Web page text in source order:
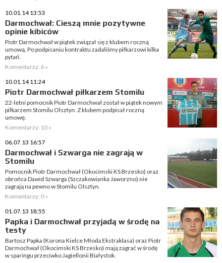
10.01.14 13:53
Darmochwał: Cieszą mnie pozytywne
opinie kibiców
Piotr Darmochwał w piątek związał się z klubem roczną
umową. Po podpisaniu kontraktu zadaliśmy piłkarzowi kilka
pytań.
Komentarzy: 6 »
10.01.14 11:24
Piotr Darmochwał piłkarzem Stomilu
22-letni pomocnik Piotr Darmochwał został w piątek nowym
piłkarzem Stomilu Olsztyn. Z klubem podpisał roczną
umowę.
Komentarzy: 10 »
06.07.13 16:57
Darmochwał i Szwarga nie zagrają w
Stomilu
Pomocnik Piotr Darmochwał (Okocimski KS Brzesko) oraz
obrońca Dawid Szwarga (Szczakowianka Jaworzno) nie
zagrają na pewno w Stomilu Olsztyn.
Komentarzy: 0 »
01.07.13 18:55
Papka i Darmochwał przyjadą w środę na
testy
Bartosz Papka (Korona Kielce Młoda Ekstraklasa) oraz Piotr
Darmochwał (Okocimski KS Brzesko) mają zagrać w środę
w sparingu przeciwko Jagiellonii Białystok.